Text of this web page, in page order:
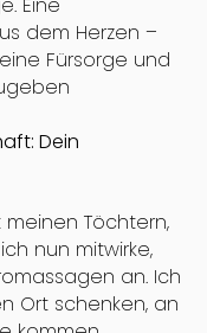
dem Herzen –
Fürsorge und
Dein
Töchtern,
nun mitwirke,
an. Ich
Ort schenken, an